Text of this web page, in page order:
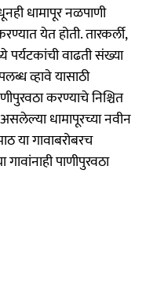
धामापूर नळपाणी
येत होती. तारकर्ली,
पर्यटकांची वाढती संख्या
व्हावे यासाठी
करण्याचे निश्चित
धामापूरच्या नवीन
या गावाबरोबरच
पाणीपुरवठा